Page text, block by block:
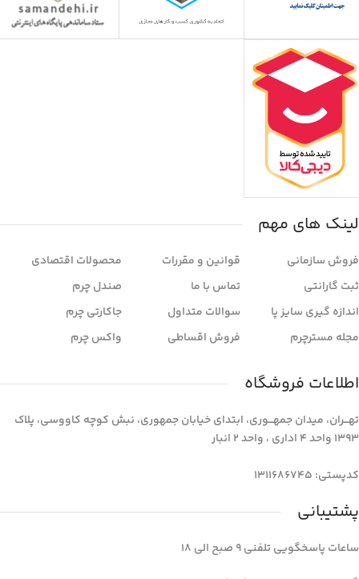
لینک های مهم
فروش سازمانی
ثبت گارانتی
اندازه گیری سایز پا
مجله مسترچرم
قوانین و مقررات
تماس با ما
سوالات متداول
فروش اقساطی
محصولات اقتصادی
صندل چرم
جاکارتی چرم
واکس چرم
اطلاعات فروشگاه
تهـــران، میدان جمهـــوری، ابتدای خیابان جمهوری، نبش کوچه کاووسی، پلاک
1393 واحد 4 اداری ، واحد 2 انبار
کدپستی: 1311686745
پشتیبانی
ساعات پاسخگویی تلفنی 9 صبح الی 18